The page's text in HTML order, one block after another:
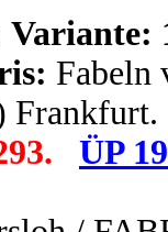
Variante:
Fabeln
ÜP